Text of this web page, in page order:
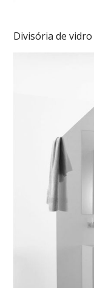
Divisória de